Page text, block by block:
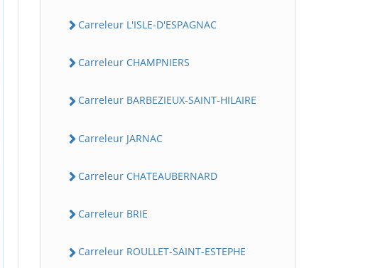
Carreleur L'ISLE-D'ESPAGNAC
Carreleur CHAMPNIERS
Carreleur BARBEZIEUX-SAINT-HILAIRE
Carreleur JARNAC
Carreleur CHATEAUBERNARD
Carreleur BRIE
Carreleur ROULLET-SAINT-ESTEPHE